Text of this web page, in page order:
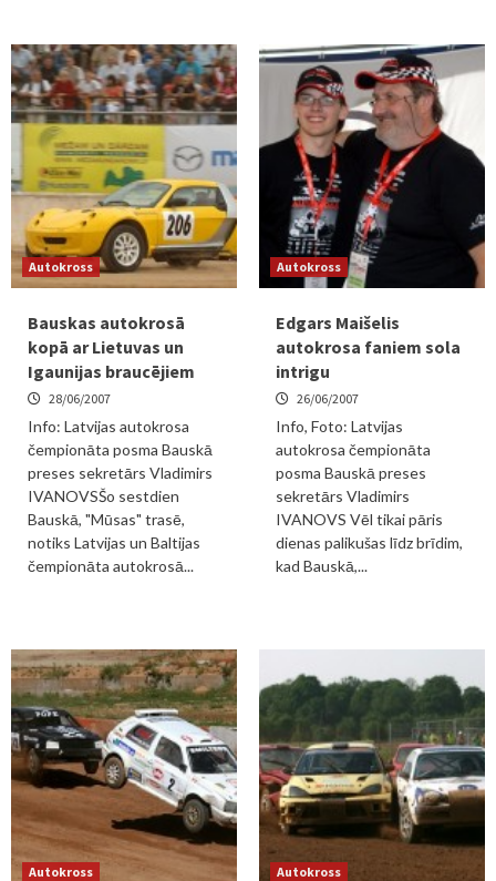
Autokross
Bauskas autokrosā
kopā ar Lietuvas un
Igaunijas braucējiem
28/06/2007
Info: Latvijas autokrosa
čempionāta posma Bauskā
preses sekretārs Vladimirs
IVANOVSŠo sestdien
Bauskā, "Mūsas" trasē,
notiks Latvijas un Baltijas
čempionāta autokrosā...
Autokross
Edgars Maišelis
autokrosa faniem sola
intrigu
26/06/2007
Info, Foto: Latvijas
autokrosa čempionāta
posma Bauskā preses
sekretārs Vladimirs
IVANOVS Vēl tikai pāris
dienas palikušas līdz brīdim,
kad Bauskā,...
Autokross Autokross